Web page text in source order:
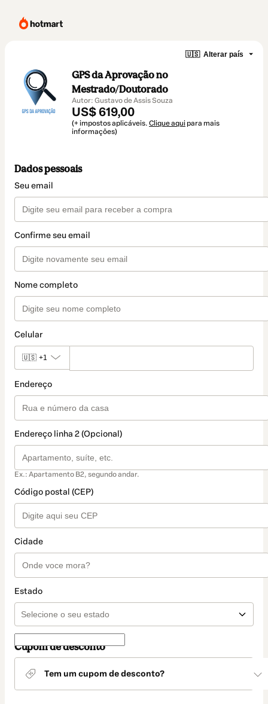
🇺🇸 Alterar país
GPS da Aprovação no
Mestrado/Doutorado
Autor: Gustavo de Assis Souza
US$ 619,00
(+ impostos aplicáveis. Clique aqui para mais
informações)
Dados pessoais
Seu email
Confirme seu email
Nome completo
Celular
🇺🇸 +1
Endereço
Endereço linha 2 (Opcional)
Ex.: Apartamento B2, segundo andar.
Código postal (CEP)
Cidade
Estado
Cupom de desconto
Tem um cupom de desconto?